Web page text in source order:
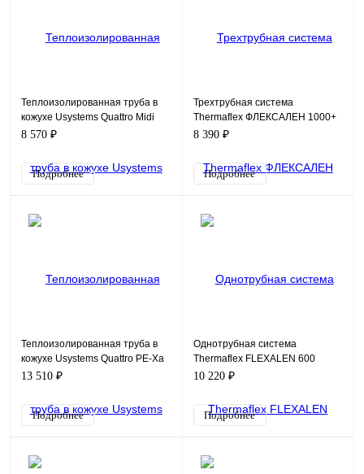
Теплоизолированная труба в
кожухе Usystems Quattro Midi
PE-Xa 2x32x2,9-25x3,5-
8 570 ₽
Подробнее
Трехтрубная система
Thermaflex ФЛЕКСАЛЕН 1000+
FV+R200A2/50A25
8 390 ₽
Подробнее
Теплоизолированная труба в
кожухе Usystems Quattro PE-Xa
2x32x2,9-32x4,4-25x3,5/175
13 510 ₽
Подробнее
Однотрубная система
Thermaflex FLEXALEN 600
Стандарт для отопления и
RH160A75
10 220 ₽
Подробнее